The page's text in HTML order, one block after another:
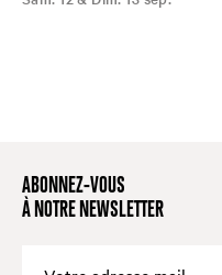
ABONNEZ-VOUS
À NOTRE NEWSLETTER